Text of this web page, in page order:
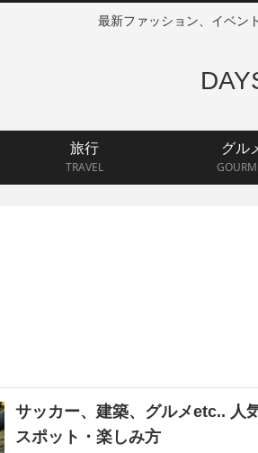
最新ファッション、イベン
旅行
TRAVEL
グル
サッカー、建築、グルメetc.. 人
スポット・楽しみ方